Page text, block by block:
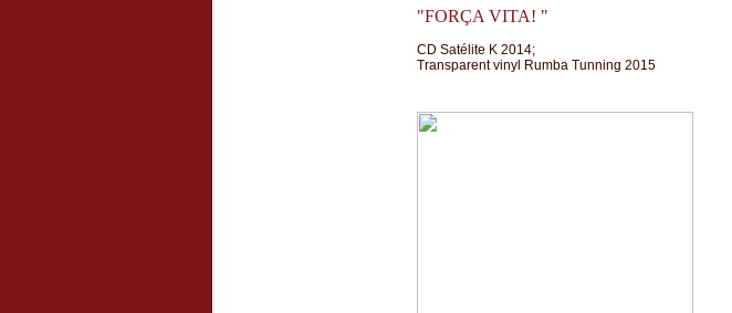
"FORÇA VITA! "
CD Satélite K 2014;
Transparent vinyl Rumba Tunning 2015